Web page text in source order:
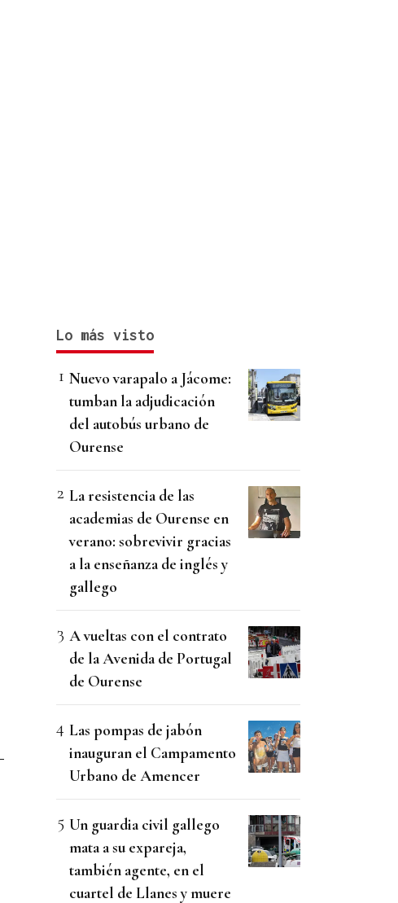
Lo más visto
Nuevo varapalo a Jácome:
tumban la adjudicación
del autobús urbano de
Ourense
La resistencia de las
academias de Ourense en
verano: sobrevivir gracias
a la enseñanza de inglés y
gallego
A vueltas con el contrato
de la Avenida de Portugal
de Ourense
Las pompas de jabón
inauguran el Campamento
Urbano de Amencer
Un guardia civil gallego
mata a su expareja,
también agente, en el
cuartel de Llanes y muere